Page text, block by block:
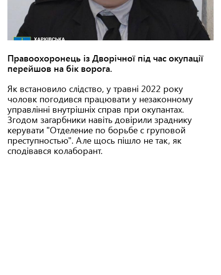
Правоохоронець із Дворічної під час окупації
перейшов на бік ворога.
Як встановило слідство, у травні 2022 року
чоловк погодився працювати у незаконному
управлінні внутрішніх справ при окупантах.
Згодом загарбники навіть довірили зраднику
керувати "Отделение по борьбе с груповой
преступностью". Але щось пішло не так, як
сподівався колаборант.